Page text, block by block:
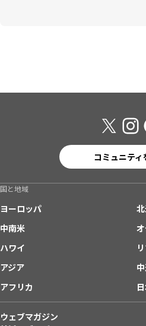
コミュニティ
国と地域
ヨーロッパ
中南米
ハワイ
アジア
アフリカ
ウェブマガジン